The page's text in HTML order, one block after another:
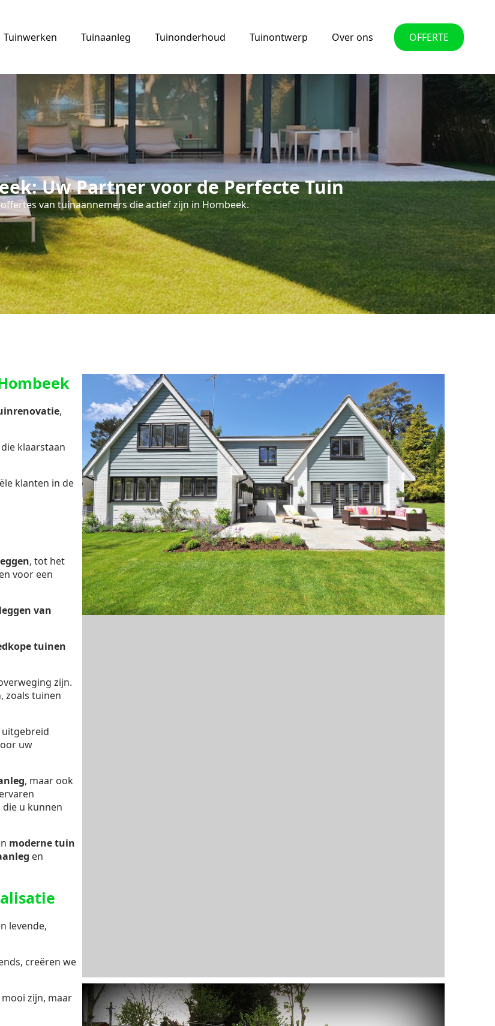
Tuinwerken Tuinaanleg Tuinonderhoud Tuinontwerp Over ons OFFERTE
Uw Partner voor de Perfecte Tuin
van tuinaannemers die actief zijn in Hombeek.
,
die klaarstaan
klanten in de
, tot het
voor een
van
tuinen
zijn.
zoals tuinen
uitgebreid
uw
, maar ook
die u kunnen
moderne tuin
en
levende,
creëren we
zijn, maar